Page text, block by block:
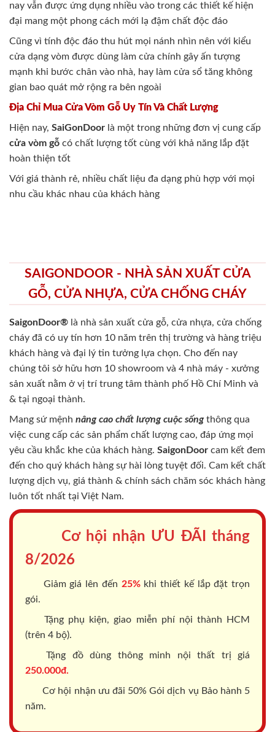
nay vẫn được ứng dụng nhiều vào trong các thiết kế hiện
đại mang một phong cách mới lạ đậm chất độc đáo
Cũng vì tính độc đáo thu hút mọi nánh nhìn nên với kiểu
cửa dạng vòm được dùng làm cửa chính gây ấn tượng
mạnh khi bước chân vào nhà, hay làm cửa sổ tăng không
gian bao quát mở rộng ra bên ngoài
Địa Chỉ Mua Cửa Vòm Gỗ Uy Tín Và Chất Lượng
Hiện nay, SaiGonDoor là một trong những đơn vị cung cấp
cửa vòm gỗ có chất lượng tốt cùng với khả năng lắp đặt
hoàn thiện tốt
Với giá thành rẻ, nhiều chất liệu đa dạng phù hợp với mọi
nhu cầu khác nhau của khách hàng
SAIGONDOOR - NHÀ SẢN XUẤT CỬA
GỖ, CỬA NHỰA, CỬA CHỐNG CHÁY
SaigonDoor® là nhà sản xuất cửa gỗ, cửa nhựa, cửa chống
cháy đã có uy tín hơn 10 năm trên thị trường và hàng triệu
khách hàng và đại lý tin tưởng lựa chọn. Cho đến nay
chúng tôi sở hữu hơn 10 showroom và 4 nhà máy - xưởng
sản xuất nằm ở vị trí trung tâm thành phố Hồ Chí Minh và
& tại ngoại thành.
Mang sứ mệnh nâng cao chất lượng cuộc sốngthông qua
việc cung cấp các sản phẩm chất lượng cao, đáp ứng mọi
yêu cầu khắc khe của khách hàng. SaigonDoor cam kết đem
đến cho quý khách hàng sự hài lòng tuyệt đối. Cam kết chất
lượng dịch vụ, giá thành & chính sách chăm sóc khách hàng
luôn tốt nhất tại Việt Nam.
Cơ hội nhận ƯU ĐÃI tháng
8/2026
Giảm giá lên đến 25%khi thiết kế lắp đặt trọn
gói.
Tặng phụ kiện, giao miễn phí nội thành HCM
(trên 4 bộ).
Tặng đồ dùng thông minh nội thất trị giá
250.000đ.
Cơ hội nhận ưu đãi 50% Gói dịch vụ Bảo hành 5
năm.